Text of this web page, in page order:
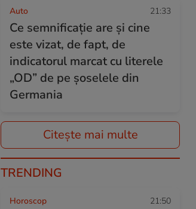
Auto 21:33
Ce semnificație are și cine
este vizat, de fapt, de
indicatorul marcat cu literele
„OD” de pe șoselele din
Germania
Citește mai multe
TRENDING
Horoscop 21:50